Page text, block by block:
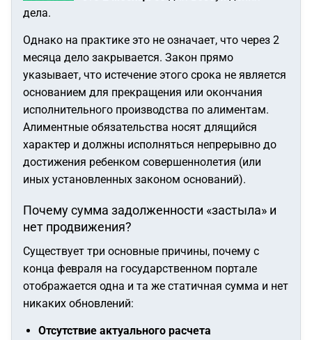
дела.
Однако на практике это не означает, что через 2
месяца дело закрывается. Закон прямо
указывает, что истечение этого срока не является
основанием для прекращения или окончания
исполнительного производства по алиментам.
Алиментные обязательства носят длящийся
характер и должны исполняться непрерывно до
достижения ребенком совершеннолетия (или
иных установленных законом оснований).
Почему сумма задолженности «застыла» и
нет продвижения?
Существует три основные причины, почему с
конца февраля на государственном портале
отображается одна и та же статичная сумма и нет
никаких обновлений:
Отсутствие актуального расчета